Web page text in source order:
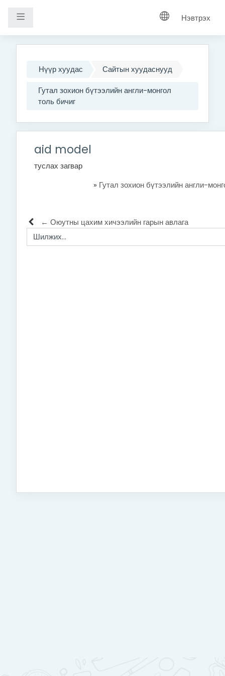
Хажуугийн самбар Нэвтрэх
Нүүр хуудас
Сайтын хуудаснууд
Гутал зохион бүтээлийн англи-монгол
толь бичиг
aid model
туслах загвар
» Гутал зохион бүтээлийн англи-
← Оюутны цахим хичээлийн гарын авлага
Шилжих...